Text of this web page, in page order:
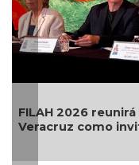
El primer
llega a Bellas Artes